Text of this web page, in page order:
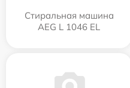
Стиральная машина
AEG L 1046 EL